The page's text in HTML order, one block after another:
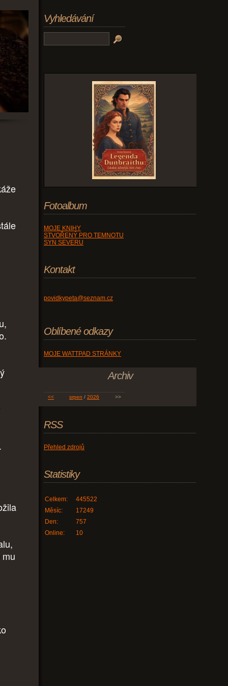
Vyhledávání
Fotoalbum
MOJE KNIHY
STVOŘENÝ PRO TEMNOTU
SYN SEVERU
Kontakt
povidkypeta@seznam.cz
Oblíbené odkazy
MOJE WATTPAD STRÁNKY
Archiv
<< srpen / 2026 >>
RSS
Přehled zdrojů
Statistiky
Online: 10
Celkem:
445522
Měsíc:
17249
Den:
757